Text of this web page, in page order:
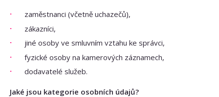
zaměstnanci (včetně uchazečů),
zákazníci,
jiné osoby ve smluvním vztahu ke správci,
fyzické osoby na kamerových záznamech,
dodavatelé služeb.
Jaké jsou kategorie osobních údajů?